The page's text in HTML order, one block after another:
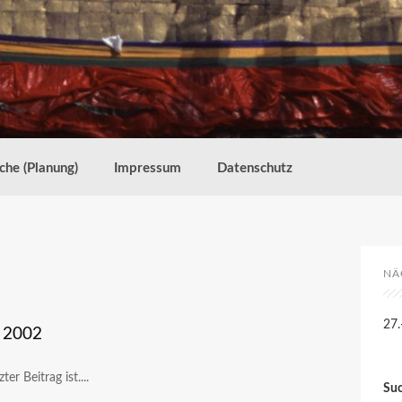
(Planung) Impressum Datenschutz
2002
Beitrag ist....